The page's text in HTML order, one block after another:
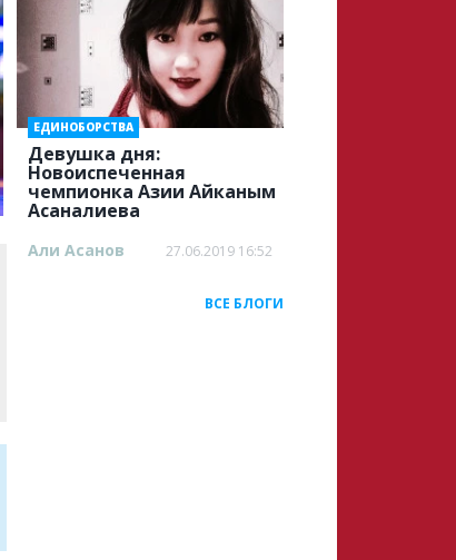
Девушка дня:
Новоиспеченная
чемпионка Азии Айканым
Асаналиева
ЕДИНОБОРСТВА
Али Асанов 27.06.2019 16:52
ВСЕ БЛОГИ